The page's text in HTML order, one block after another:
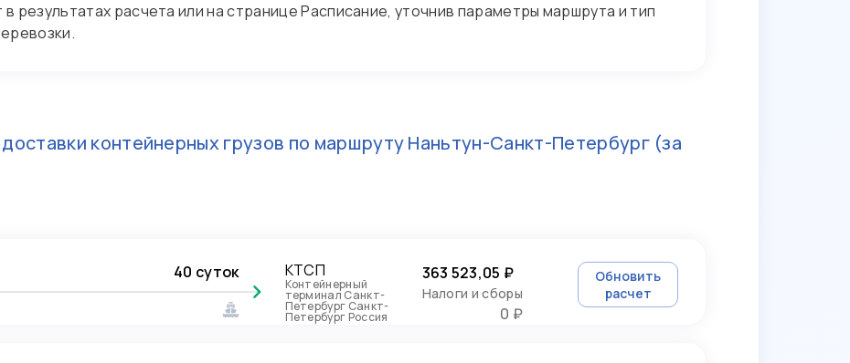
результатах расчета или на странице Расписание, уточнив параметры маршрута и тип
контейнерных грузов по маршрутуНаньтун-Санкт-Петербург(за
40 суток КТСП
Контейнерный
терминал Санкт-
Петербург Санкт-
Петербург Россия
363 523,05 ₽
Налоги и сборы
0 ₽
Обновить
расчет